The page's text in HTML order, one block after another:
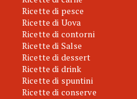
Ricette di pesce
Ricette di Uova
Ricette di contorni
Ricette di Salse
Ricette di dessert
Ricette di drink
Ricette di spuntini
Ricette di conserve